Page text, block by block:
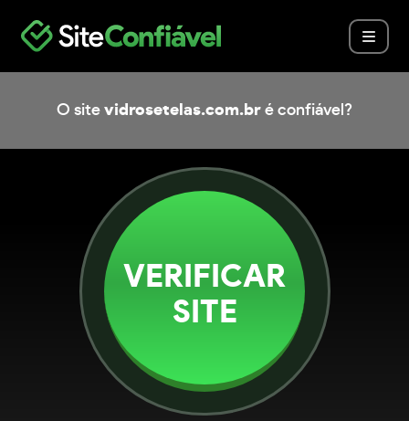
O site vidrosetelas.com.br é confiável?
VERIFICAR
SITE